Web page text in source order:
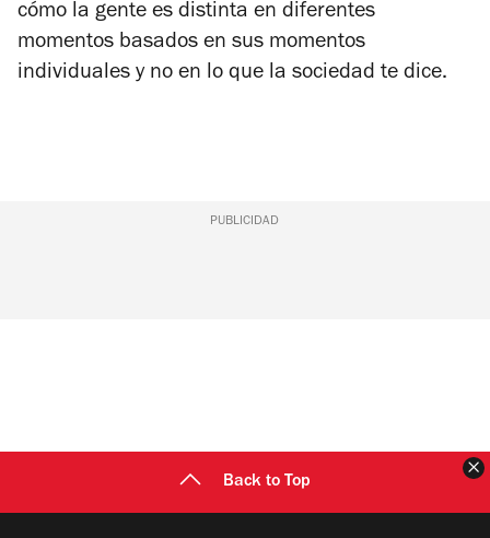
cómo la gente es distinta en diferentes
momentos basados en sus momentos
individuales y no en lo que la sociedad te dice.
PUBLICIDAD
Back to Top